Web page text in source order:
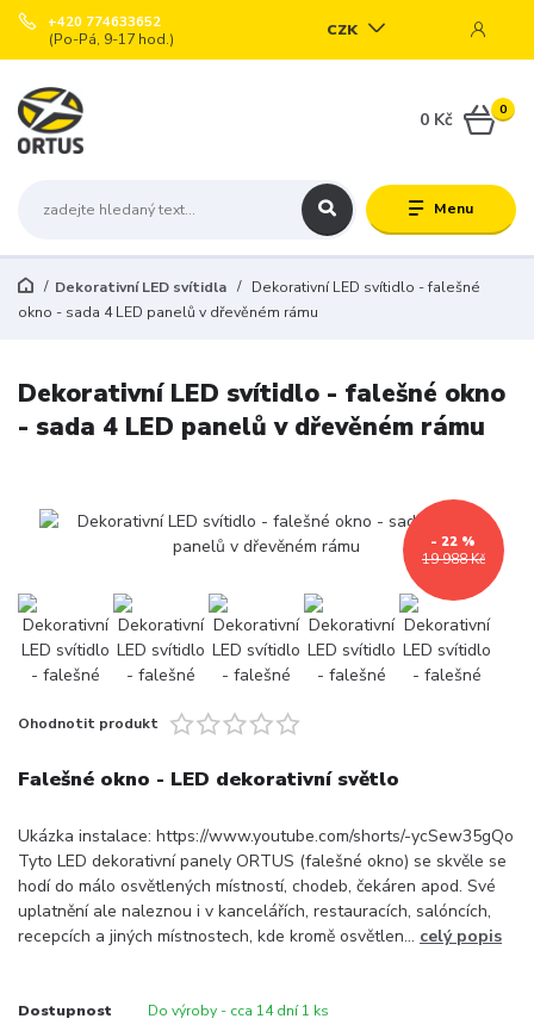
Menu
CZK
+420 774633652
(Po-Pá, 9-17 hod.)
0
0 Kč
Dekorativní LED svítidla
Dekorativní LED svítidlo - falešné
okno - sada 4 LED panelů v dřevěném rámu
Dekorativní LED svítidlo - falešné okno
- sada 4 LED panelů v dřevěném rámu
19 988 Kč
- 22 %
Ohodnotit produkt
Falešné okno - LED dekorativní světlo
Ukázka instalace: https://www.youtube.com/shorts/-ycSew35gQo
Tyto LED dekorativní panely ORTUS (falešné okno) se skvěle se
hodí do málo osvětlených místností, chodeb, čekáren apod. Své
uplatnění ale naleznou i v kancelářích, restauracích, salóncích,
recepcích a jiných místnostech, kde kromě osvětlen... celý popis
Dostupnost Do výroby - cca 14 dní 1 ks